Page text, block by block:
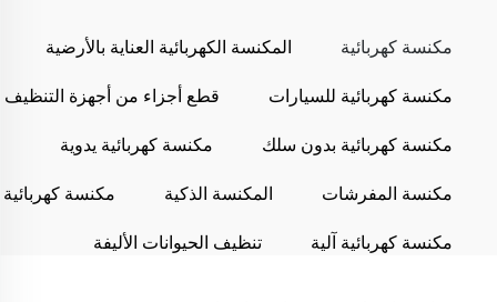
مكنسة كهربائية
المكنسة الكهربائية العناية بالأرضية
مكنسة كهربائية للسيارات
قطع أجزاء من أجهزة التنظيف
مكنسة كهربائية بدون سلك
مكنسة كهربائية يدوية
مكنسة المفرشات
المكنسة الذكية
مكنسة كهربائية
مكنسة كهربائية آلية
تنظيف الحيوانات الأليفة